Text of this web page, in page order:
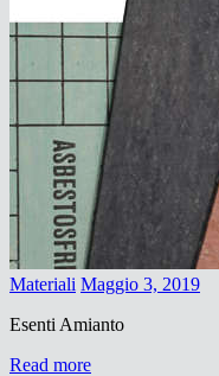
Materiali Maggio 3, 2019
Esenti Amianto
Read more